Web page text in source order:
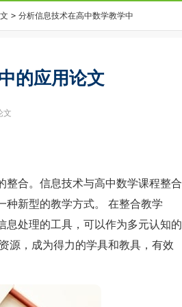
> 分析信息技术在高中数学教学中
的应用论文
文
合。信息技术与高中数学课程整合
种新型的教学方式。 在整合教学
息处理的工具，可以作为多元认知的
源，成为得力的学具和教具，有效